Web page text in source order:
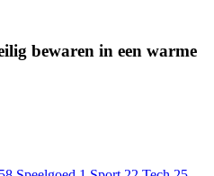
bewaren in een warme